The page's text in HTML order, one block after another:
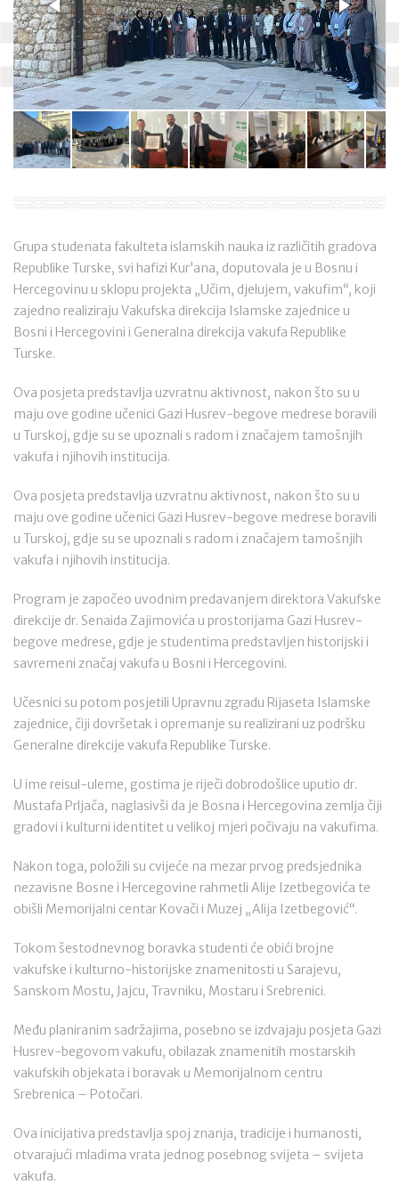
Grupa studenata fakulteta islamskih nauka iz različitih gradova
Republike Turske, svi hafizi Kur’ana, doputovala je u Bosnu i
Hercegovinu u sklopu projekta „Učim, djelujem, vakufim“, koji
zajedno realiziraju Vakufska direkcija Islamske zajednice u
Bosni i Hercegovini i Generalna direkcija vakufa Republike
Turske.
Ova posjeta predstavlja uzvratnu aktivnost, nakon što su u
maju ove godine učenici Gazi Husrev-begove medrese boravili
u Turskoj, gdje su se upoznali s radom i značajem tamošnjih
vakufa i njihovih institucija.
Ova posjeta predstavlja uzvratnu aktivnost, nakon što su u
maju ove godine učenici Gazi Husrev-begove medrese boravili
u Turskoj, gdje su se upoznali s radom i značajem tamošnjih
vakufa i njihovih institucija.
Program je započeo uvodnim predavanjem direktora Vakufske
direkcije dr. Senaida Zajimovića u prostorijama Gazi Husrev-
begove medrese, gdje je studentima predstavljen historijski i
savremeni značaj vakufa u Bosni i Hercegovini.
Učesnici su potom posjetili Upravnu zgradu Rijaseta Islamske
zajednice, čiji dovršetak i opremanje su realizirani uz podršku
Generalne direkcije vakufa Republike Turske.
U ime reisul-uleme, gostima je riječi dobrodošlice uputio dr.
Mustafa Prljača, naglasivši da je Bosna i Hercegovina zemlja čiji
gradovi i kulturni identitet u velikoj mjeri počivaju na vakufima.
Nakon toga, položili su cvijeće na mezar prvog predsjednika
nezavisne Bosne i Hercegovine rahmetli Alije Izetbegovića te
obišli Memorijalni centar Kovači i Muzej „Alija Izetbegović“.
Tokom šestodnevnog boravka studenti će obići brojne
vakufske i kulturno-historijske znamenitosti u Sarajevu,
Sanskom Mostu, Jajcu, Travniku, Mostaru i Srebrenici.
Među planiranim sadržajima, posebno se izdvajaju posjeta Gazi
Husrev-begovom vakufu, obilazak znamenitih mostarskih
vakufskih objekata i boravak u Memorijalnom centru
Srebrenica – Potočari.
Ova inicijativa predstavlja spoj znanja, tradicije i humanosti,
otvarajući mladima vrata jednog posebnog svijeta – svijeta
vakufa.